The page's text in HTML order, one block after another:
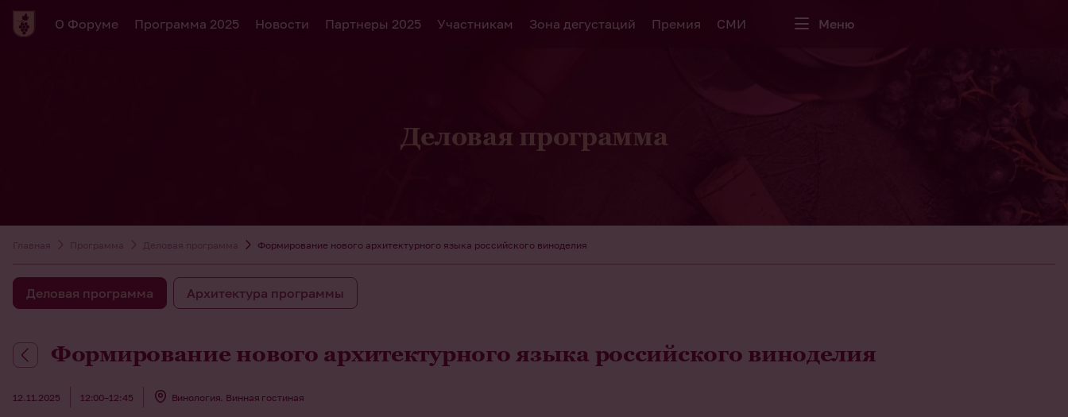
О Форуме Программа 2025 Новости Партнеры 2025 Участникам Зона дегустаций Премия СМИ Меню
Деловая программа
Главная Программа Деловая программа Формирование нового архитектурного языка российского виноделия
Деловая программа Архитектура программы
Формирование нового архитектурного языка российского виноделия
12.11.2025 12:00–12:45 Винология. Винная гостиная